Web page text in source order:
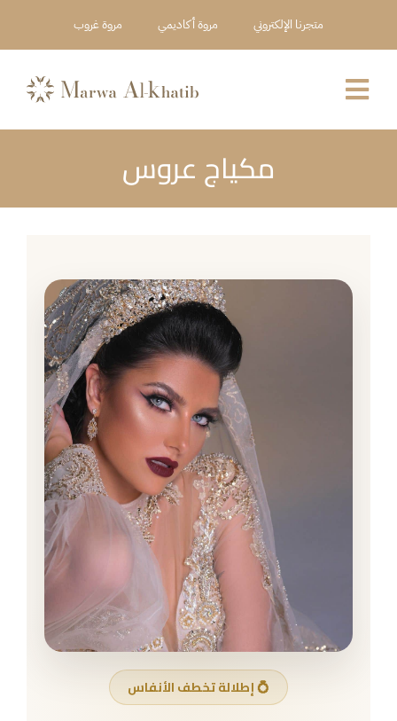
متجرنا الإلكتروني مروة أكاديمي مروة غروب
Toggle
Navigation
عن المركز
حجز استشارة
حجز موعد
تواصل معنا
مكياج عروس
💍 إطلالة تخطف الأنفاس